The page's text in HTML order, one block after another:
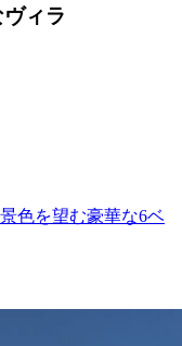
ィラ
色を望む豪華な6ベ